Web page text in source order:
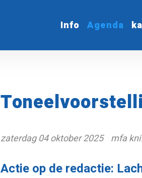
Info Agenda
zaterdag 04 oktober 2025 mfa
Actie op de redactie: